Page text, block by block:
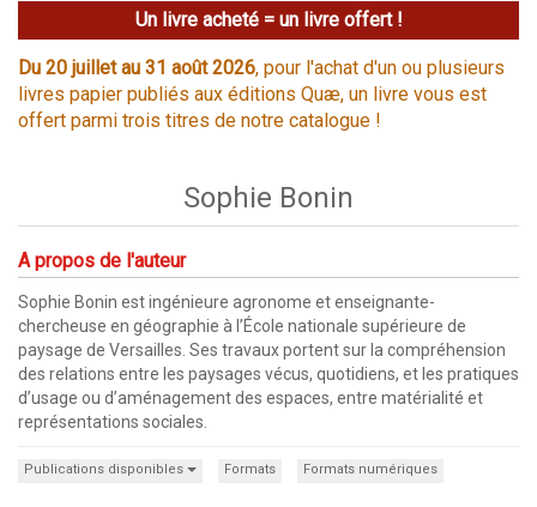
Un livre acheté = un livre offert !
Du 20 juillet au 31 août 2026, pour l'achat d'un ou plusieurs
livres papier publiés aux éditions Quæ, un livre vous est
offert parmi trois titres de notre catalogue !
Sophie Bonin
A propos de l'auteur
Sophie Bonin est ingénieure agronome et enseignante-
chercheuse en géographie à l’École nationale supérieure de
paysage de Versailles. Ses travaux portent sur la compréhension
des relations entre les paysages vécus, quotidiens, et les pratiques
d’usage ou d’aménagement des espaces, entre matérialité et
représentations sociales.
Publications disponibles Formats Formats numériques